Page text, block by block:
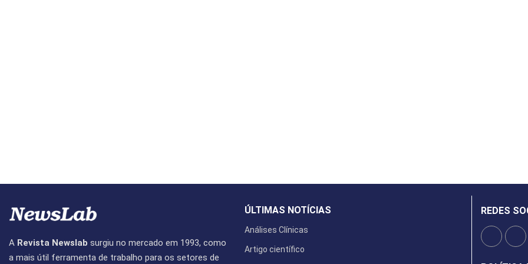
A Revista Newslab surgiu no mercado em 1993, como
a mais útil ferramenta de trabalho para os setores de
ÚLTIMAS NOTÍCIAS
Análises Clínicas
Artigo científico
REDES